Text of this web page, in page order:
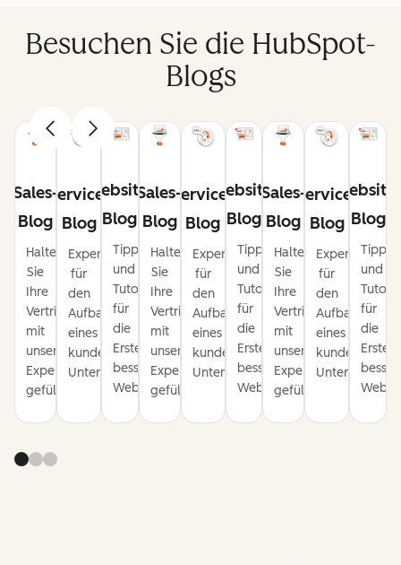
Besuchen Sie die HubSpot-
Blogs
Sales-
Blog
Halten
Sie
Ihre
Vertriebspipeline
mit
unseren
Expertentipps
gefüllt.
Service-
Blog
Expertentipps
für
den
Aufbau
eines
kundenorientierten
Unternehmens.
Website-
Blog
Tipps
und
Tutorials
für
die
Erstellung
besserer
Websites.
Sales-
Blog
Halten
Sie
Ihre
Vertriebspipeline
mit
unseren
Expertentipps
gefüllt.
Service-
Blog
Expertentipps
für
den
Aufbau
eines
kundenorientierten
Unternehmens.
Website-
Blog
Tipps
und
Tutorials
für
die
Erstellung
besserer
Websites.
Sales-
Blog
Halten
Sie
Ihre
Vertriebspipeline
mit
unseren
Expertentipps
gefüllt.
Service-
Blog
Expertentipps
für
den
Aufbau
eines
Blog
Tipps
und
für
die